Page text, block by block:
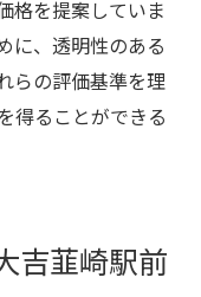
格を提案していま
に、透明性のある
らの評価基準を理
得ることができる
吉韮崎駅前